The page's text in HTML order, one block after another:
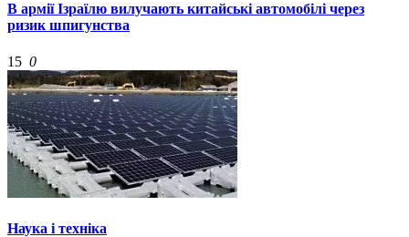
В армії Ізраїлю вилучають китайські автомобілі через
ризик шпигунства
15 0
Наука і техніка